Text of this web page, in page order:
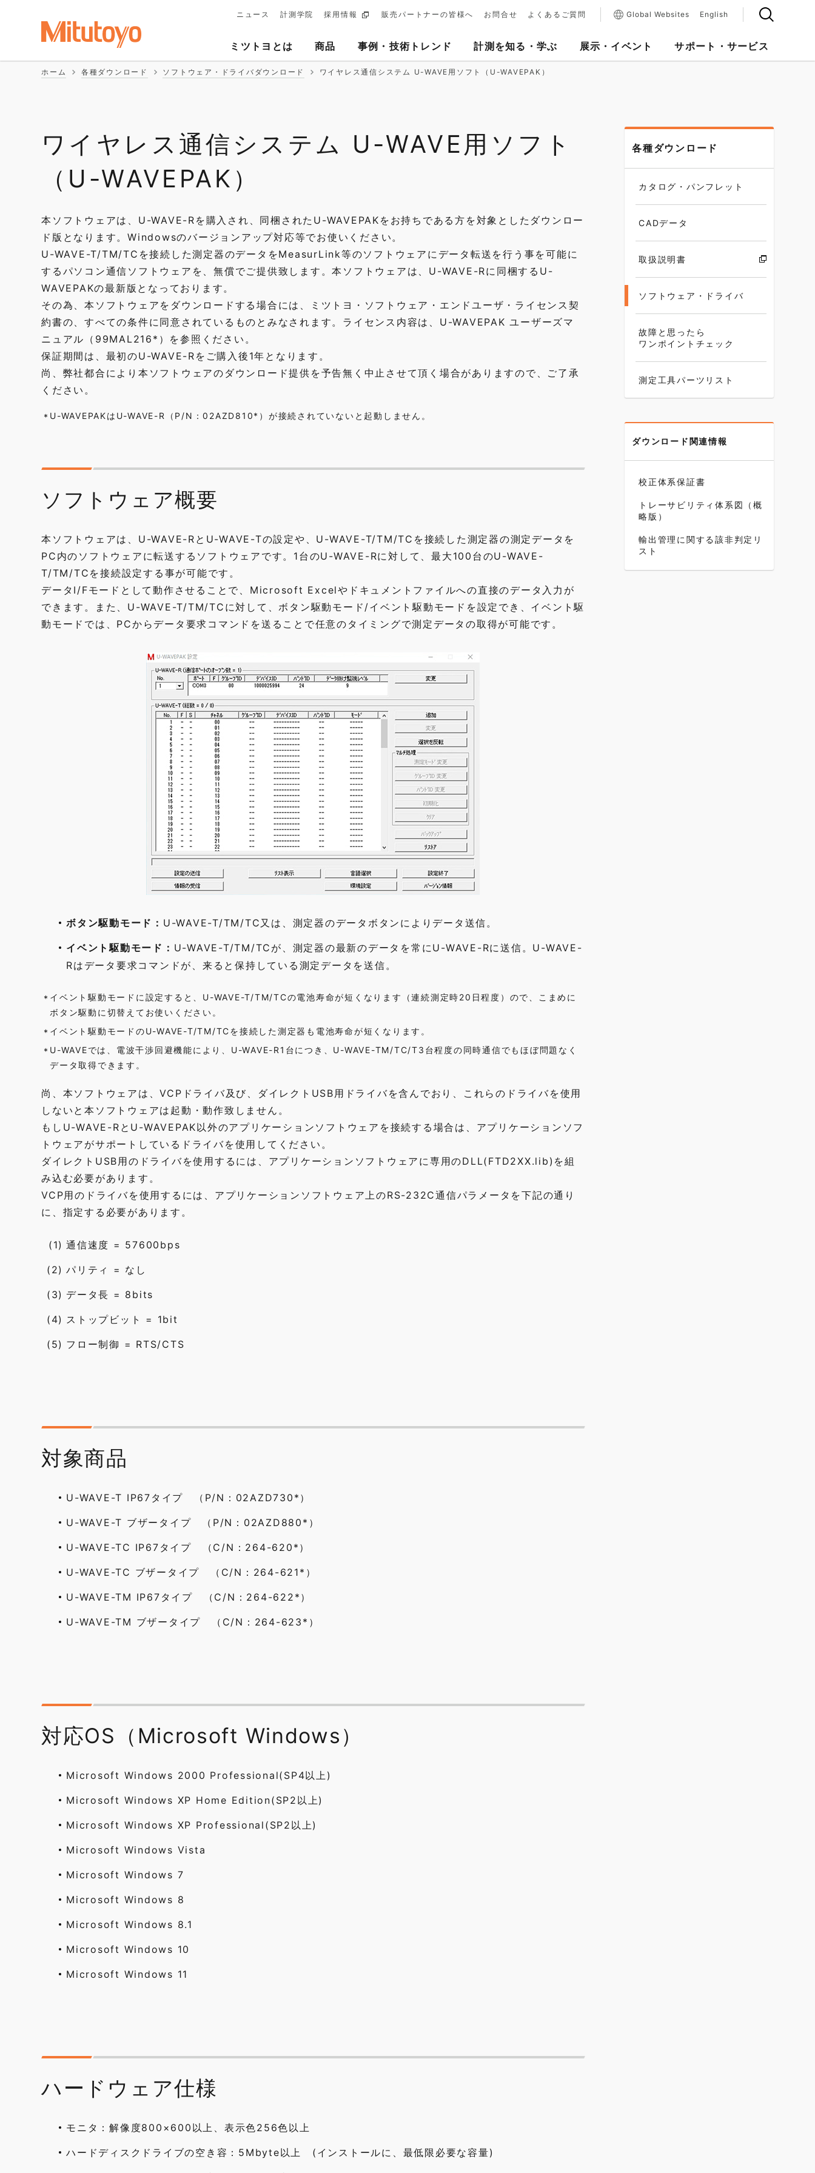
Secondary
Navigation
ミツトヨとは 商品 事例・技術トレンド 計測を知る・学ぶ 展示・イベント サポート・サービス
メ
イ
ン
ビ
ゲ
ニュース 計測学院 採用情報 販売パートナーの皆様へ お問合せ よくあるご質問 Global Websites English
ホーム 各種ダウンロード ソフトウェア・ドライバダウンロード ワイヤレス通信システム U-WAVE用ソフト（U-WAVEPAK）
ワイヤレス通信システム U-WAVE用ソフト
（U-WAVEPAK）
本ソフトウェアは、U-WAVE-Rを購入され、同梱されたU-WAVEPAKをお持ちである方を対象としたダウンロー
ド版となります。Windowsのバージョンアップ対応等でお使いください。
U-WAVE-T/TM/TCを接続した測定器のデータをMeasurLink等のソフトウェアにデータ転送を行う事を可能に
するパソコン通信ソフトウェアを、無償でご提供致します。本ソフトウェアは、U-WAVE-Rに同梱するU-
WAVEPAKの最新版となっております。
その為、本ソフトウェアをダウンロードする場合には、ミツトヨ・ソフトウェア・エンドユーザ・ライセンス契
約書の、すべての条件に同意されているものとみなされます。ライセンス内容は、U-WAVEPAK ユーザーズマ
ニュアル（99MAL216*）を参照ください。
保証期間は、最初のU-WAVE-Rをご購入後1年となります。
尚、弊社都合により本ソフトウェアのダウンロード提供を予告無く中止させて頂く場合がありますので、ご了承
ください。
* U-WAVEPAKはU-WAVE-R（P/N：02AZD810*）が接続されていないと起動しません。
ソフトウェア概要
本ソフトウェアは、U-WAVE-RとU-WAVE-Tの設定や、U-WAVE-T/TM/TCを接続した測定器の測定データを
PC内のソフトウェアに転送するソフトウェアです。1台のU-WAVE-Rに対して、最大100台のU-WAVE-
T/TM/TCを接続設定する事が可能です。
データI/Fモードとして動作させることで、Microsoft Excelやドキュメントファイルへの直接のデータ入力が
できます。また、U-WAVE-T/TM/TCに対して、ボタン駆動モード/イベント駆動モードを設定でき、イベント駆
動モードでは、PCからデータ要求コマンドを送ることで任意のタイミングで測定データの取得が可能です。
ボタン駆動モード： U-WAVE-T/TM/TC又は、測定器のデータボタンによりデータ送信。
イベント駆動モード： U-WAVE-T/TM/TCが、測定器の最新のデータを常にU-WAVE-Rに送信。U-WAVE-
Rはデータ要求コマンドが、来ると保持している測定データを送信。
* イベント駆動モードに設定すると、U-WAVE-T/TM/TCの電池寿命が短くなります（連続測定時20日程度）ので、こまめに
ボタン駆動に切替えてお使いください。
* イベント駆動モードのU-WAVE-T/TM/TCを接続した測定器も電池寿命が短くなります。
* U-WAVEでは、電波干渉回避機能により、U-WAVE-R1台につき、U-WAVE-TM/TC/T3台程度の同時通信でもほぼ問題なく
データ取得できます。
尚、本ソフトウェアは、VCPドライバ及び、ダイレクトUSB用ドライバを含んでおり、これらのドライバを使用
しないと本ソフトウェアは起動・動作致しません。
もしU-WAVE-RとU-WAVEPAK以外のアプリケーションソフトウェアを接続する場合は、アプリケーションソフ
トウェアがサポートしているドライバを使用してください。
ダイレクトUSB用のドライバを使用するには、アプリケーションソフトウェアに専用のDLL(FTD2XX.lib)を組
み込む必要があります。
VCP用のドライバを使用するには、アプリケーションソフトウェア上のRS-232C通信パラメータを下記の通り
に、指定する必要があります。
(1) 通信速度 = 57600bps
(2) パリティ = なし
(3) データ長 = 8bits
(4) ストップビット = 1bit
(5) フロー制御 = RTS/CTS
対象商品
U-WAVE-T IP67タイプ （P/N：02AZD730*）
U-WAVE-T ブザータイプ （P/N：02AZD880*）
U-WAVE-TC IP67タイプ （C/N：264-620*）
U-WAVE-TC ブザータイプ （C/N：264-621*）
U-WAVE-TM IP67タイプ （C/N：264-622*）
U-WAVE-TM ブザータイプ （C/N：264-623*）
対応OS（Microsoft Windows）
Microsoft Windows 2000 Professional(SP4以上)
Microsoft Windows XP Home Edition(SP2以上)
Microsoft Windows XP Professional(SP2以上)
Microsoft Windows Vista
Microsoft Windows 7
Microsoft Windows 8
Microsoft Windows 8.1
Microsoft Windows 10
Microsoft Windows 11
ハードウェア仕様
モニタ：解像度800×600以上、表示色256色以上
ハードディスクドライブの空き容：5Mbyte以上 (インストールに、最低限必要な容量)
各種ダウンロード
カタログ・パンフレット
CADデータ
取扱説明書
ソフトウェア・ドライバ
故障と思ったら
ワンポイントチェック
測定工具パーツリスト
ダウンロード関連情報
校正体系保証書
トレーサビリティ体系図（概
略版）
輸出管理に関する該非判定リ
スト